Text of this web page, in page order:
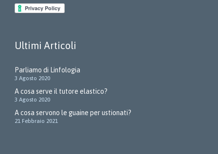
Ultimi Articoli
Parliamo di Linfologia
3 Agosto 2020
A cosa serve il tutore elastico?
3 Agosto 2020
A cosa servono le guaine per ustionati?
21 Febbraio 2021